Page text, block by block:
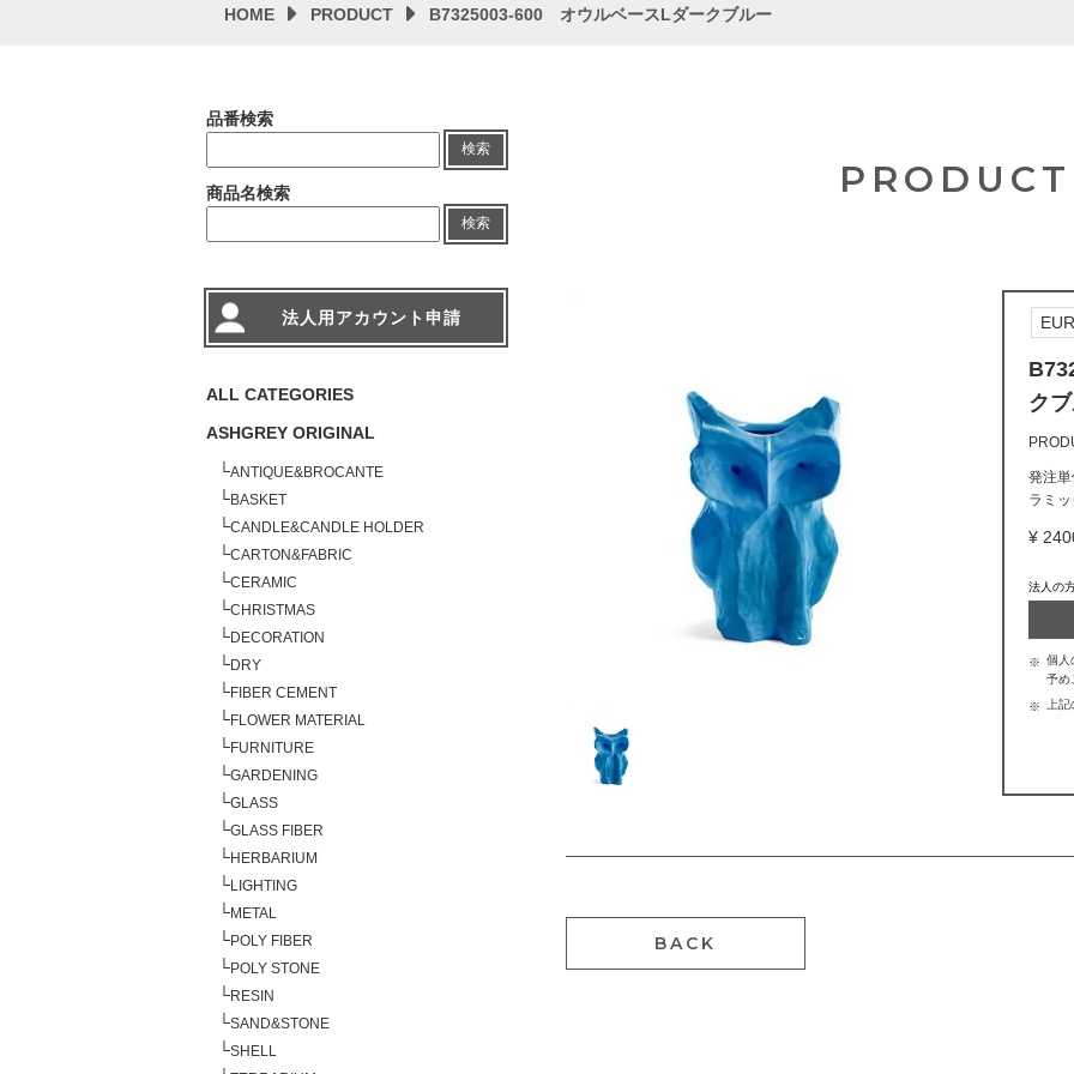
HOME PRODUCT B7325003-600 オウルベースLダークブルー
品番検索
検索
商品名検索
検索
PRODUCT
ク
発注
ラミ
法人の
個人
予め
上
BACK
法人用アカウント申請
ALL CATEGORIES
ASHGREY ORIGINAL
└ANTIQUE&BROCANTE
└BASKET
└CANDLE&CANDLE HOLDER
└CARTON&FABRIC
└CERAMIC
└CHRISTMAS
└DECORATION
└DRY
└FIBER CEMENT
└FLOWER MATERIAL
└FURNITURE
└GARDENING
└GLASS
└GLASS FIBER
└HERBARIUM
└LIGHTING
└METAL
└POLY FIBER
└POLY STONE
└RESIN
└SAND&STONE
└SHELL